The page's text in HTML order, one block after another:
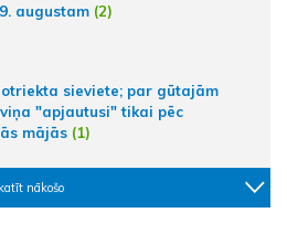
augustam (2)
sieviete; par gūtajām
"apjautusi" tikai pēc
mājās (1)
nākošo